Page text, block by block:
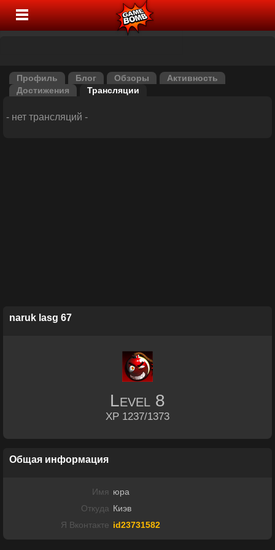
Профиль Блог Обзоры
Активность
Достижения
Трансляции
- нет трансляций -
naruk lasg 67
Level 8
XP 1237/1373
Общая информация
Имя юра
Откуда Киэв
Я Вконтакте id23731582